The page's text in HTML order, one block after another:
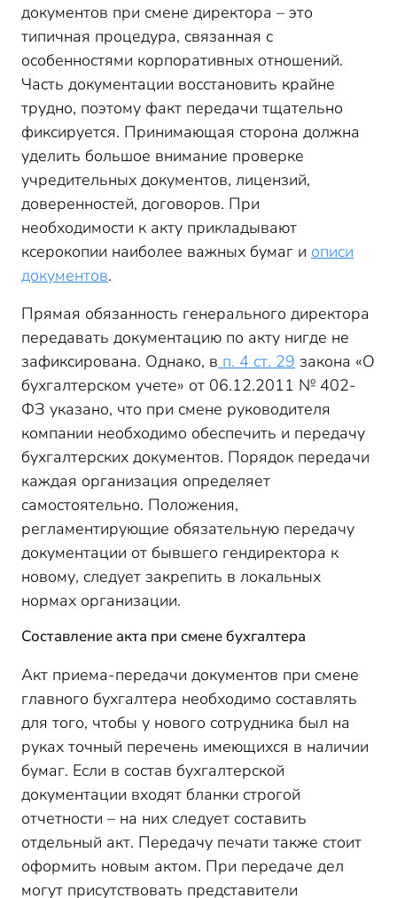
документов при смене директора – это
типичная процедура, связанная с
особенностями корпоративных отношений.
Часть документации восстановить крайне
трудно, поэтому факт передачи тщательно
фиксируется. Принимающая сторона должна
уделить большое внимание проверке
учредительных документов, лицензий,
доверенностей, договоров. При
необходимости к акту прикладывают
ксерокопии наиболее важных бумаг и описи
документов.
Прямая обязанность генерального директора
передавать документацию по акту нигде не
зафиксирована. Однако, в п. 4 ст. 29 закона «О
бухгалтерском учете» от 06.12.2011 № 402-
ФЗ указано, что при смене руководителя
компании необходимо обеспечить и передачу
бухгалтерских документов. Порядок передачи
каждая организация определяет
самостоятельно. Положения,
регламентирующие обязательную передачу
документации от бывшего гендиректора к
новому, следует закрепить в локальных
нормах организации.
Составление акта при смене бухгалтера
Акт приема-передачи документов при смене
главного бухгалтера необходимо составлять
для того, чтобы у нового сотрудника был на
руках точный перечень имеющихся в наличии
бумаг. Если в состав бухгалтерской
документации входят бланки строгой
отчетности – на них следует составить
отдельный акт. Передачу печати также стоит
оформить новым актом. При передаче дел
могут присутствовать представители